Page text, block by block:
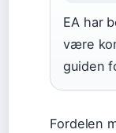
EA har
være
guiden
Fordelen